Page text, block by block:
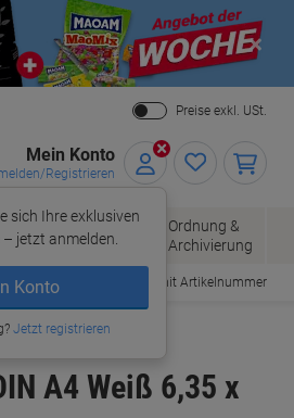
Close
Preise exkl. USt.
Mein Konto
Registrieren
sich Ihre exklusiven
jetzt anmelden.
Konto
Jetzt registrieren
Bürobedarf
Ordnung &
Archivierung
Bestellen mit Artikelnummer
A4 Weiß 6,35 x